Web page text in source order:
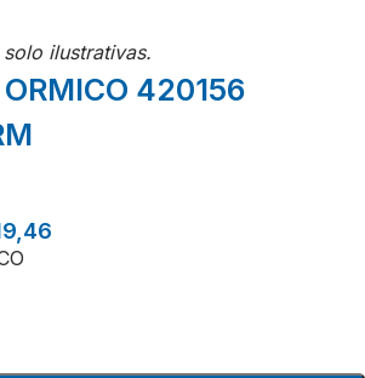
ilustrativas.
420156